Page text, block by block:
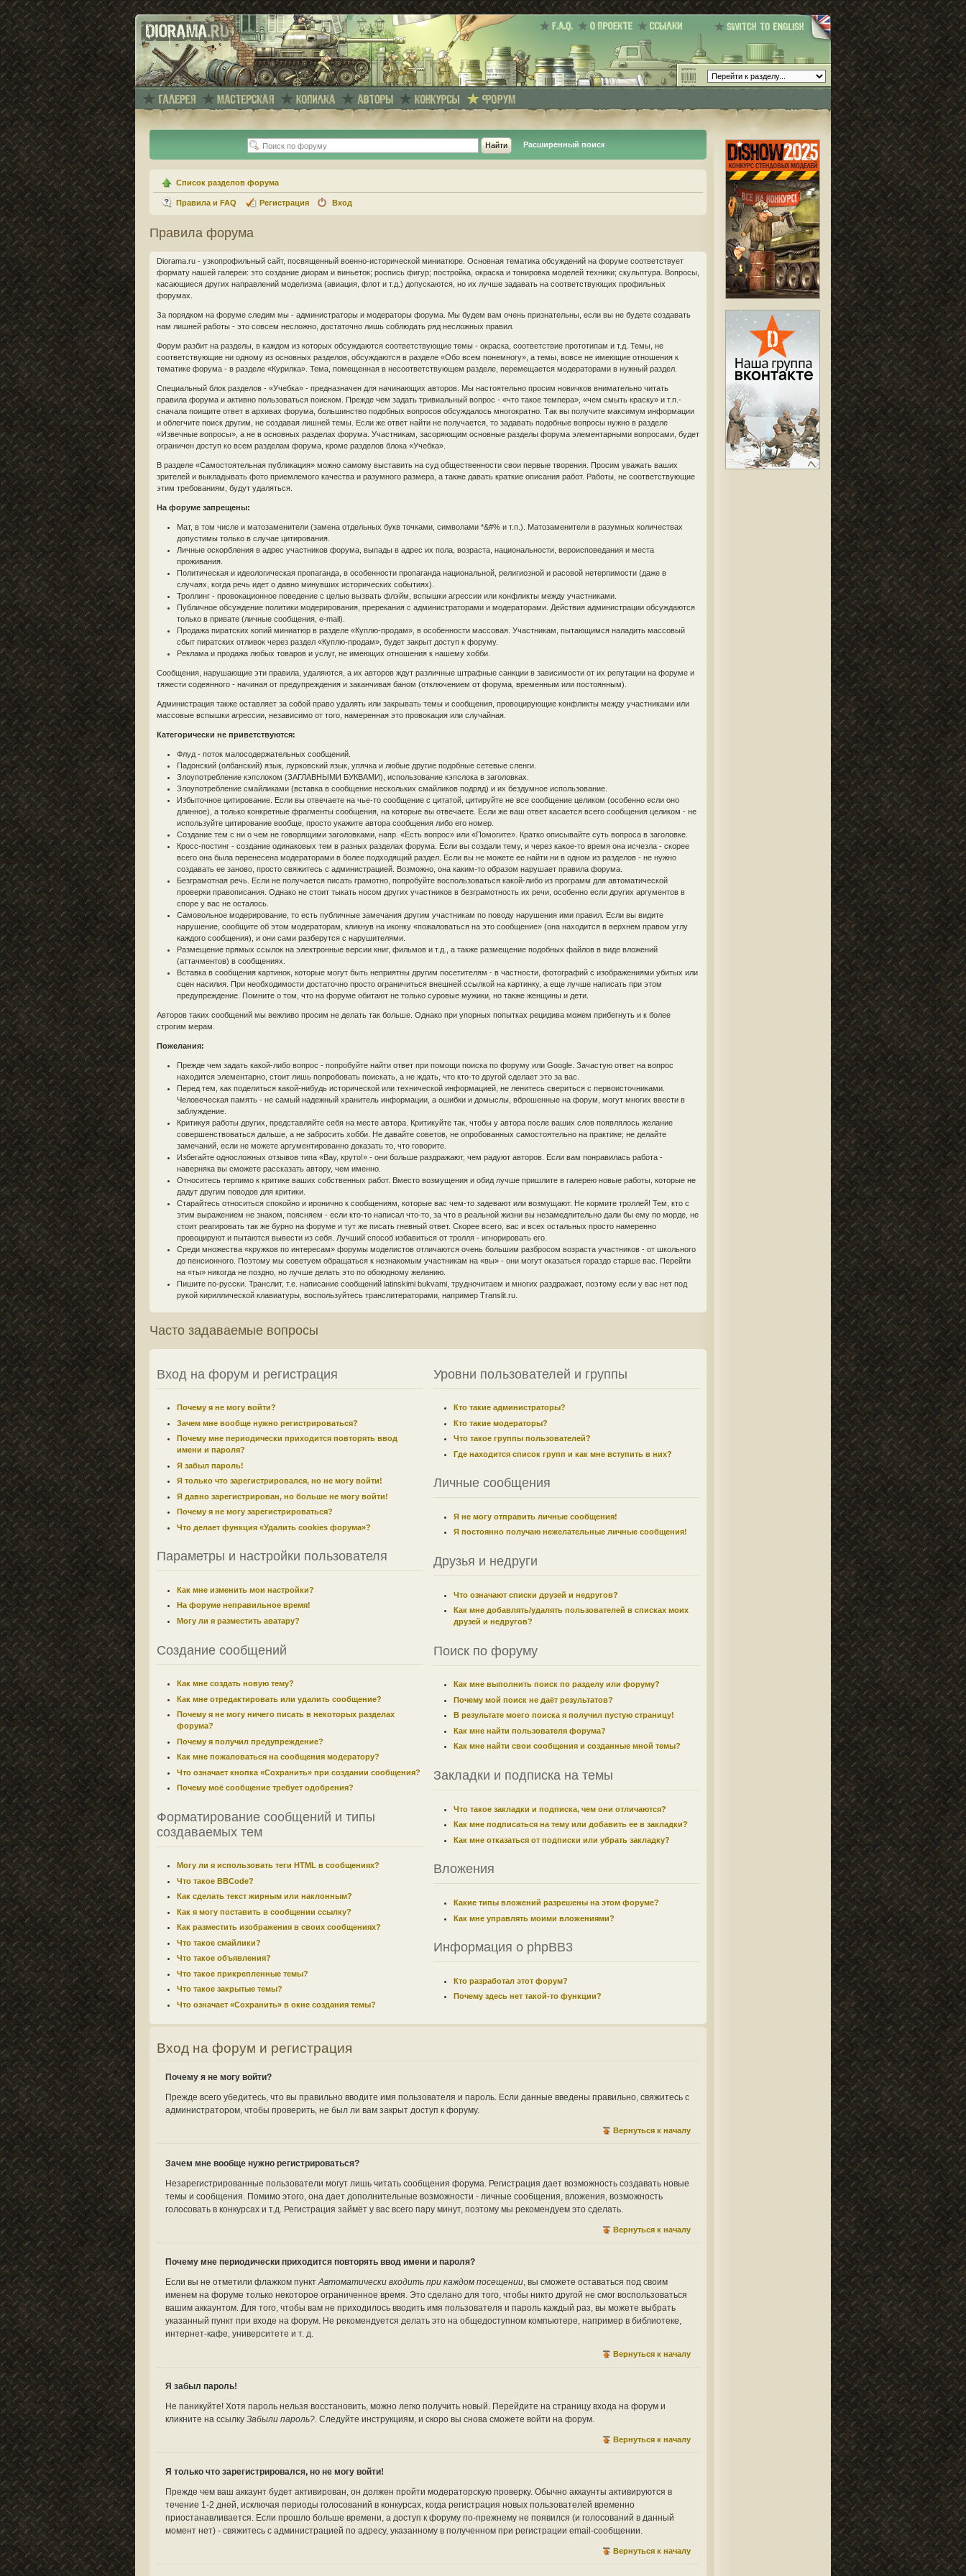
Расширенный поиск
Список разделов форума
Правила и FAQ Регистрация Вход
Правила форума
Diorama.ru - узкопрофильный сайт, посвященный военно-исторической миниатюре. Основная тематика обсуждений на форуме соответствует
формату нашей галереи: это создание диорам и виньеток; роспись фигур; постройка, окраска и тонировка моделей техники; скульптура. Вопросы,
касающиеся других направлений моделизма (авиация, флот и т.д.) допускаются, но их лучше задавать на соответствующих профильных
форумах.
За порядком на форуме следим мы - администраторы и модераторы форума. Мы будем вам очень признательны, если вы не будете создавать
нам лишней работы - это совсем несложно, достаточно лишь соблюдать ряд несложных правил.
Форум разбит на разделы, в каждом из которых обсуждаются соответствующие темы - окраска, соответствие прототипам и т.д. Темы, не
соответствующие ни одному из основных разделов, обсуждаются в разделе «Обо всем понемногу», а темы, вовсе не имеющие отношения к
тематике форума - в разделе «Курилка». Тема, помещенная в несоответствующем разделе, перемещается модераторами в нужный раздел.
Специальный блок разделов - «Учебка» - предназначен для начинающих авторов. Мы настоятельно просим новичков внимательно читать
правила форума и активно пользоваться поиском. Прежде чем задать тривиальный вопрос - «что такое темпера», «чем смыть краску» и т.п.-
сначала поищите ответ в архивах форума, большинство подобных вопросов обсуждалось многократно. Так вы получите максимум информации
и облегчите поиск другим, не создавая лишней темы. Если же ответ найти не получается, то задавать подобные вопросы нужно в разделе
«Извечные вопросы», а не в основных разделах форума. Участникам, засоряющим основные разделы форума элементарными вопросами, будет
ограничен доступ ко всем разделам форума, кроме разделов блока «Учебка».
В разделе «Самостоятельная публикация» можно самому выставить на суд общественности свои первые творения. Просим уважать ваших
зрителей и выкладывать фото приемлемого качества и разумного размера, а также давать краткие описания работ. Работы, не соответствующие
этим требованиям, будут удаляться.
На форуме запрещены:
Мат, в том числе и матозаменители (замена отдельных букв точками, символами *&#% и т.п.). Матозаменители в разумных количествах
допустимы только в случае цитирования.
Личные оскорбления в адрес участников форума, выпады в адрес их пола, возраста, национальности, вероисповедания и места
проживания.
Политическая и идеологическая пропаганда, в особенности пропаганда национальной, религиозной и расовой нетерпимости (даже в
случаях, когда речь идет о давно минувших исторических событиях).
Троллинг - провокационное поведение с целью вызвать флэйм, вспышки агрессии или конфликты между участниками.
Публичное обсуждение политики модерирования, пререкания с администраторами и модераторами. Действия администрации обсуждаются
только в привате (личные сообщения, e-mail).
Продажа пиратских копий миниатюр в разделе «Куплю-продам», в особенности массовая. Участникам, пытающимся наладить массовый
сбыт пиратских отливок через раздел «Куплю-продам», будет закрыт доступ к форуму.
Реклама и продажа любых товаров и услуг, не имеющих отношения к нашему хобби.
Сообщения, нарушающие эти правила, удаляются, а их авторов ждут различные штрафные санкции в зависимости от их репутации на форуме и
тяжести содеянного - начиная от предупреждения и заканчивая баном (отключением от форума, временным или постоянным).
Администрация также оставляет за собой право удалять или закрывать темы и сообщения, провоцирующие конфликты между участниками или
массовые вспышки агрессии, независимо от того, намеренная это провокация или случайная.
Категорически не приветствуются:
Флуд - поток малосодержательных сообщений.
Падонский (олбанский) язык, лурковский язык, упячка и любые другие подобные сетевые сленги.
Злоупотребление кэпслоком (ЗАГЛАВНЫМИ БУКВАМИ), использование кэпслока в заголовках.
Злоупотребление смайликами (вставка в сообщение нескольких смайликов подряд) и их бездумное использование.
Избыточное цитирование. Если вы отвечаете на чье-то сообщение с цитатой, цитируйте не все сообщение целиком (особенно если оно
длинное), а только конкретные фрагменты сообщения, на которые вы отвечаете. Если же ваш ответ касается всего сообщения целиком - не
используйте цитирование вообще, просто укажите автора сообщения либо его номер.
Создание тем с ни о чем не говорящими заголовками, напр. «Есть вопрос» или «Помогите». Кратко описывайте суть вопроса в заголовке.
Кросс-постинг - создание одинаковых тем в разных разделах форума. Если вы создали тему, и через какое-то время она исчезла - скорее
всего она была перенесена модераторами в более подходящий раздел. Если вы не можете ее найти ни в одном из разделов - не нужно
создавать ее заново, просто свяжитесь с администрацией. Возможно, она каким-то образом нарушает правила форума.
Безграмотная речь. Если не получается писать грамотно, попробуйте воспользоваться какой-либо из программ для автоматической
проверки правописания. Однако не стоит тыкать носом других участников в безграмотность их речи, особенно если других аргументов в
споре у вас не осталось.
Самовольное модерирование, то есть публичные замечания другим участникам по поводу нарушения ими правил. Если вы видите
нарушение, сообщите об этом модераторам, кликнув на иконку «пожаловаться на это сообщение» (она находится в верхнем правом углу
каждого сообщения), и они сами разберутся с нарушителями.
Размещение прямых ссылок на электронные версии книг, фильмов и т.д., а также размещение подобных файлов в виде вложений
(аттачментов) в сообщениях.
Вставка в сообщения картинок, которые могут быть неприятны другим посетителям - в частности, фотографий с изображениями убитых или
сцен насилия. При необходимости достаточно просто ограничиться внешней ссылкой на картинку, а еще лучше написать при этом
предупреждение. Помните о том, что на форуме обитают не только суровые мужики, но также женщины и дети.
Авторов таких сообщений мы вежливо просим не делать так больше. Однако при упорных попытках рецидива можем прибегнуть и к более
строгим мерам.
Пожелания:
Прежде чем задать какой-либо вопрос - попробуйте найти ответ при помощи поиска по форуму или Google. Зачастую ответ на вопрос
находится элементарно, стоит лишь попробовать поискать, а не ждать, что кто-то другой сделает это за вас.
Перед тем, как поделиться какой-нибудь исторической или технической информацией, не ленитесь свериться с первоисточниками.
Человеческая память - не самый надежный хранитель информации, а ошибки и домыслы, вброшенные на форум, могут многих ввести в
заблуждение.
Критикуя работы других, представляйте себя на месте автора. Критикуйте так, чтобы у автора после ваших слов появлялось желание
совершенствоваться дальше, а не забросить хобби. Не давайте советов, не опробованных самостоятельно на практике; не делайте
замечаний, если не можете аргументированно доказать то, что говорите.
Избегайте односложных отзывов типа «Вау, круто!» - они больше раздражают, чем радуют авторов. Если вам понравилась работа -
наверняка вы сможете рассказать автору, чем именно.
Относитесь терпимо к критике ваших собственных работ. Вместо возмущения и обид лучше пришлите в галерею новые работы, которые не
дадут другим поводов для критики.
Старайтесь относиться спокойно и иронично к сообщениям, которые вас чем-то задевают или возмущают. Не кормите троллей! Тем, кто с
этим выражением не знаком, поясняем - если кто-то написал что-то, за что в реальной жизни вы незамедлительно дали бы ему по морде, не
стоит реагировать так же бурно на форуме и тут же писать гневный ответ. Скорее всего, вас и всех остальных просто намеренно
провоцируют и пытаются вывести из себя. Лучший способ избавиться от тролля - игнорировать его.
Среди множества «кружков по интересам» форумы моделистов отличаются очень большим разбросом возраста участников - от школьного
до пенсионного. Поэтому мы советуем обращаться к незнакомым участникам на «вы» - они могут оказаться гораздо старше вас. Перейти
на «ты» никогда не поздно, но лучше делать это по обоюдному желанию.
Пишите по-русски. Транслит, т.е. написание сообщений latinskimi bukvami, трудночитаем и многих раздражает, поэтому если у вас нет под
рукой кириллической клавиатуры, воспользуйтесь транслитераторами, например Translit.ru.
Часто задаваемые вопросы
Вход на форум и регистрация
Почему я не могу войти?
Зачем мне вообще нужно регистрироваться?
Почему мне периодически приходится повторять ввод
имени и пароля?
Я забыл пароль!
Я только что зарегистрировался, но не могу войти!
Я давно зарегистрирован, но больше не могу войти!
Почему я не могу зарегистрироваться?
Что делает функция «Удалить cookies форума»?
Параметры и настройки пользователя
Как мне изменить мои настройки?
На форуме неправильное время!
Могу ли я разместить аватару?
Создание сообщений
Как мне создать новую тему?
Как мне отредактировать или удалить сообщение?
Почему я не могу ничего писать в некоторых разделах
форума?
Почему я получил предупреждение?
Как мне пожаловаться на сообщения модератору?
Что означает кнопка «Сохранить» при создании сообщения?
Почему моё сообщение требует одобрения?
Форматирование сообщений и типы
создаваемых тем
Могу ли я использовать теги HTML в сообщениях?
Что такое BBCode?
Как сделать текст жирным или наклонным?
Как я могу поставить в сообщении ссылку?
Как разместить изображения в своих сообщениях?
Что такое смайлики?
Что такое объявления?
Что такое прикрепленные темы?
Что такое закрытые темы?
Что означает «Сохранить» в окне создания темы?
Уровни пользователей и группы
Кто такие администраторы?
Кто такие модераторы?
Что такое группы пользователей?
Где находится список групп и как мне вступить в них?
Личные сообщения
Я не могу отправить личные сообщения!
Я постоянно получаю нежелательные личные сообщения!
Друзья и недруги
Что означают списки друзей и недругов?
Как мне добавлять/удалять пользователей в списках моих
друзей и недругов?
Поиск по форуму
Как мне выполнить поиск по разделу или форуму?
Почему мой поиск не даёт результатов?
В результате моего поиска я получил пустую страницу!
Как мне найти пользователя форума?
Как мне найти свои сообщения и созданные мной темы?
Закладки и подписка на темы
Что такое закладки и подписка, чем они отличаются?
Как мне подписаться на тему или добавить ее в закладки?
Как мне отказаться от подписки или убрать закладку?
Вложения
Какие типы вложений разрешены на этом форуме?
Как мне управлять моими вложениями?
Информация о phpBB3
Кто разработал этот форум?
Почему здесь нет такой-то функции?
Вход на форум и регистрация
Почему я не могу войти?
Прежде всего убедитесь, что вы правильно вводите имя пользователя и пароль. Если данные введены правильно, свяжитесь с
администратором, чтобы проверить, не был ли вам закрыт доступ к форуму.
Вернуться к началу
Зачем мне вообще нужно регистрироваться?
Незарегистрированные пользователи могут лишь читать сообщения форума. Регистрация дает возможность создавать новые
темы и сообщения. Помимо этого, она дает дополнительные возможности - личные сообщения, вложения, возможность
голосовать в конкурсах и т.д. Регистрация займёт у вас всего пару минут, поэтому мы рекомендуем это сделать.
Вернуться к началу
Почему мне периодически приходится повторять ввод имени и пароля?
Если вы не отметили флажком пунктАвтоматически входить при каждом посещении , вы сможете оставаться под своим
именем на форуме только некоторое ограниченное время. Это сделано для того, чтобы никто другой не смог воспользоваться
вашим аккаунтом. Для того, чтобы вам не приходилось вводить имя пользователя и пароль каждый раз, вы можете выбрать
указанный пункт при входе на форум. Не рекомендуется делать это на общедоступном компьютере, например в библиотеке,
интернет-кафе, университете и т. д.
Вернуться к началу
Я забыл пароль!
Не паникуйте! Хотя пароль нельзя восстановить, можно легко получить новый. Перейдите на страницу входа на форум и
кликните на ссылкуЗабыли пароль?. Следуйте инструкциям, и скоро вы снова сможете войти на форум.
Вернуться к началу
Я только что зарегистрировался, но не могу войти!
Прежде чем ваш аккаунт будет активирован, он должен пройти модераторскую проверку. Обычно аккаунты активируются в
течение 1-2 дней, исключая периоды голосований в конкурсах, когда регистрация новых пользователей временно
приостанавливается. Если прошло больше времени, а доступ к форуму по-прежнему не появился (и голосований в данный
момент нет) - свяжитесь с администрацией по адресу, указанному в полученном при регистрации email-сообщении.
Вернуться к началу